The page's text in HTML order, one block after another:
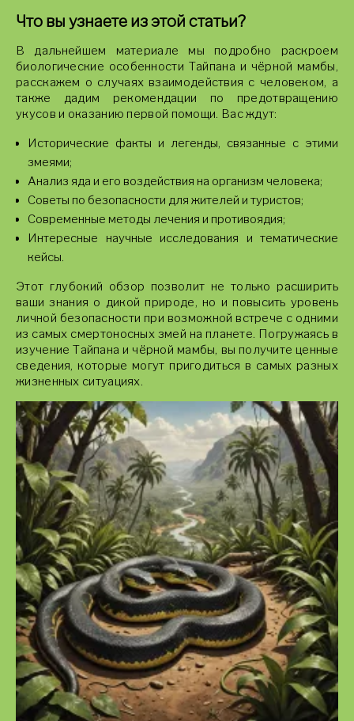
Что вы узнаете из этой статьи?
В дальнейшем материале мы подробно раскроем
биологические особенности Тайпана и чёрной мамбы,
расскажем о случаях взаимодействия с человеком, а
также дадим рекомендации по предотвращению
укусов и оказанию первой помощи. Вас ждут:
Исторические факты и легенды, связанные с этими
змеями;
Анализ яда и его воздействия на организм человека;
Советы по безопасности для жителей и туристов;
Современные методы лечения и противоядия;
Интересные научные исследования и тематические
кейсы.
Этот глубокий обзор позволит не только расширить
ваши знания о дикой природе, но и повысить уровень
личной безопасности при возможной встрече с одними
из самых смертоносных змей на планете. Погружаясь в
изучение Тайпана и чёрной мамбы, вы получите ценные
сведения, которые могут пригодиться в самых разных
жизненных ситуациях.